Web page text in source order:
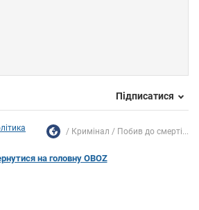
Підписатися
Кримінал Побив до смерті...
на головну OBOZ